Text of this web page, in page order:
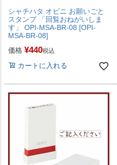
シャチハタ オピニ お願いごと
スタンプ 「回覧おねがいしま
す」 OPI-MSA-BR-08 [OPI-
MSA-BR-08]
価格 ¥440税込
カートに入れる